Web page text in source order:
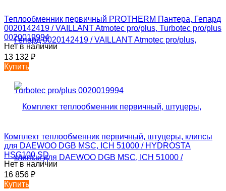
Теплообменник первичный PROTHERM Пантера, Гепард
0020142419 / VAILLANT Atmotec pro/plus, Turbotec pro/plus
0020019994
Нет в наличии
13 132 ₽
Купить
Комплект теплообменник первичный, штуцеры, клипсы
для DAEWOO DGB MSC, ICH 51000 / HYDROSTA
HSG100 SD
Нет в наличии
16 856 ₽
Купить